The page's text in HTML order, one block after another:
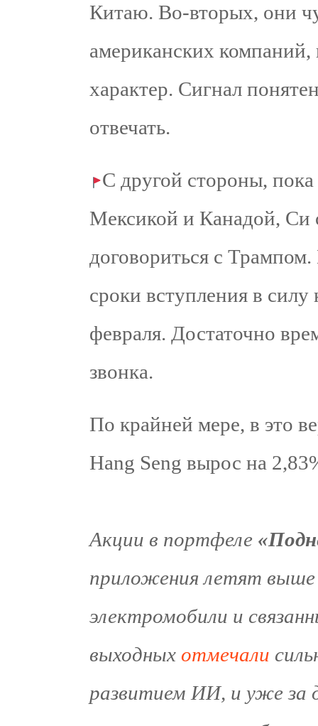
Китаю. Во-вторых, они
американских
характер. Сигнал
отвечать.
С другой стороны, пока
Мексикой и Канадой, Си
договориться с
сроки вступления в
февраля. Достаточно
звонка.
По крайней мере, в это
Hang Seng вырос на
Акции в портфеле
приложения летят выше
электромобили и
выходных отмечали
развитием ИИ, и уже за